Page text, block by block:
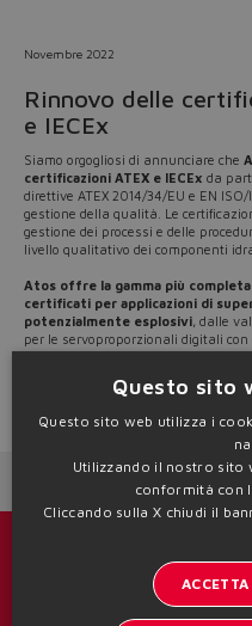
Novembre 2022
Rinnovo delle
e IECEx
Siamo orgogliosi di annunciare che
certificazioni ATEX e IECEx da
direttive ATEX 2014/34/EU e EN
gestione della qualità. Le
gestione dei processi e delle
livello qualitativo dei componenti
Atos offre la gamma più
certificati per applicazioni di
potenzialmente esplosivi , dalle
per le servoproporzionali digitali con
Source: NW22-39
Resta aggiornato sul
Questo sito
Questo sito web utilizza i
Utilizzando il nostro sito
conformità con
Cliccando sulla X chiudi il